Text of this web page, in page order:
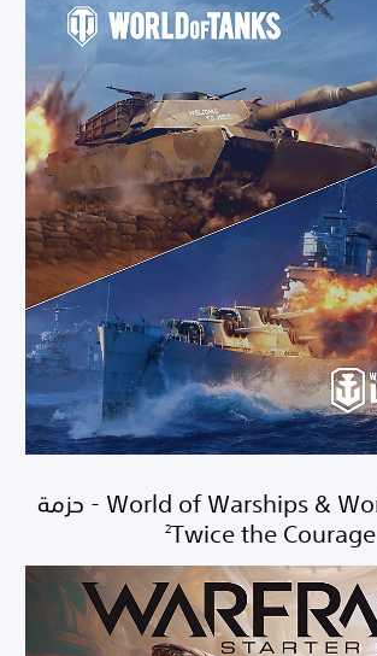
World of Warships & World of Tanks - حزمة
Twice the Courage
‏2